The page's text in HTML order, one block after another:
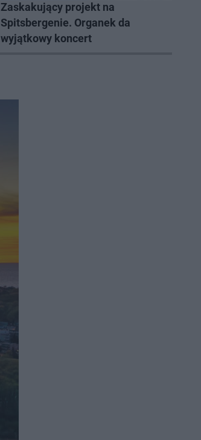
Zaskakujący projekt na
Spitsbergenie. Organek da
wyjątkowy koncert